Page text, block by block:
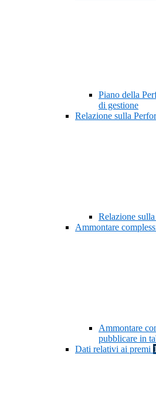
Piano della
di gestione
Relazione sulla
Relazione
Ammontare
Ammontare
pubblicare in
Dati relativi ai premi